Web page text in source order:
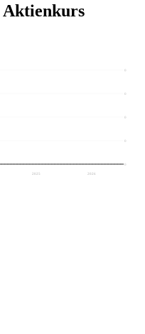
Aktienkurs
0
0
0
0
0
2025 2026